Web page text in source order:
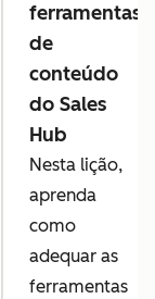
ferramentas
de
conteúdo
do Sales
Hub
Nesta lição,
aprenda
como
adequar as
ferramentas